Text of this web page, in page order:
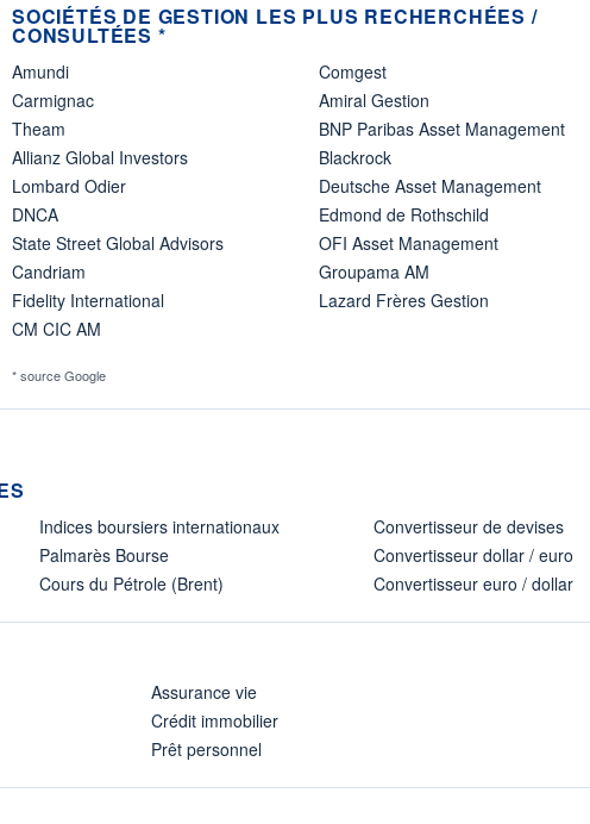
SOCIÉTÉS DE GESTION LES PLUS RECHERCHÉES /
CONSULTÉES *
Amundi
Carmignac
Theam
Allianz Global Investors
Lombard Odier
DNCA
State Street Global Advisors
Candriam
Fidelity International
CM CIC AM
Comgest
Amiral Gestion
BNP Paribas Asset Management
Blackrock
Deutsche Asset Management
Edmond de Rothschild
OFI Asset Management
Groupama AM
Lazard Frères Gestion
* source Google
Indices boursiers internationaux
Palmarès Bourse
Cours du Pétrole (Brent)
Convertisseur de devises
Convertisseur dollar / euro
Convertisseur euro / dollar
Assurance vie
Crédit immobilier
Prêt personnel